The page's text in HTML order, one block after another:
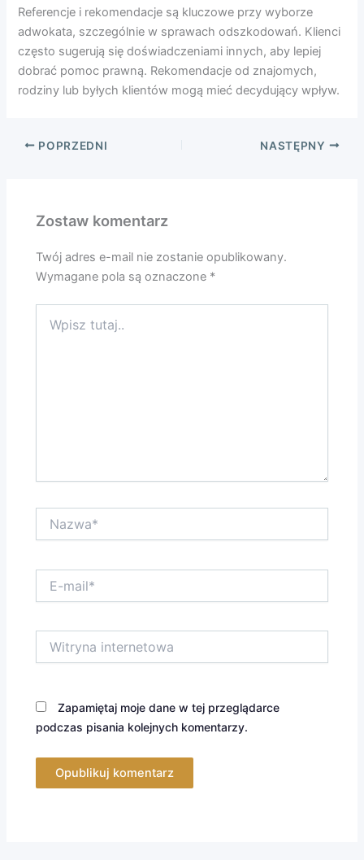
Referencje i rekomendacje są kluczowe przy wyborze
adwokata, szczególnie w sprawach odszkodowań. Klienci
często sugerują się doświadczeniami innych, aby lepiej
dobrać pomoc prawną. Rekomendacje od znajomych,
rodziny lub byłych klientów mogą mieć decydujący wpływ.
POPRZEDNI NASTĘPNY
Zostaw komentarz
Twój adres e-mail nie zostanie opublikowany.
Wymagane pola są oznaczone *
tutaj..
mail*
internetowa
Zapamiętaj moje dane w tej przeglądarce
podczas pisania kolejnych komentarzy.